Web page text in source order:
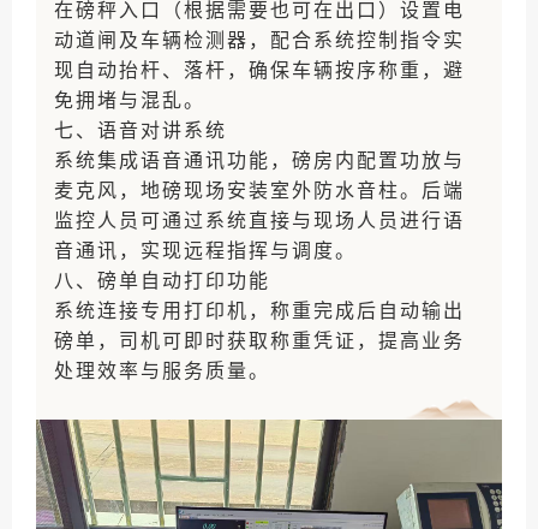
在磅秤入口（根据需要也可在出口）设置电
动道闸及车辆检测器，配合系统控制指令实
现自动抬杆、落杆，确保车辆按序称重，避
免拥堵与混乱。
七、语音对讲系统
系统集成语音通讯功能，磅房内配置功放与
麦克风，地磅现场安装室外防水音柱。后端
监控人员可通过系统直接与现场人员进行语
音通讯，实现远程指挥与调度。
八、磅单自动打印功能
系统连接专用打印机，称重完成后自动输出
磅单，司机可即时获取称重凭证，提高业务
处理效率与服务质量。